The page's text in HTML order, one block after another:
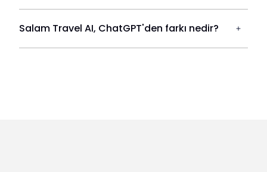
Salam Travel AI, ChatGPT'den farkı nedir?